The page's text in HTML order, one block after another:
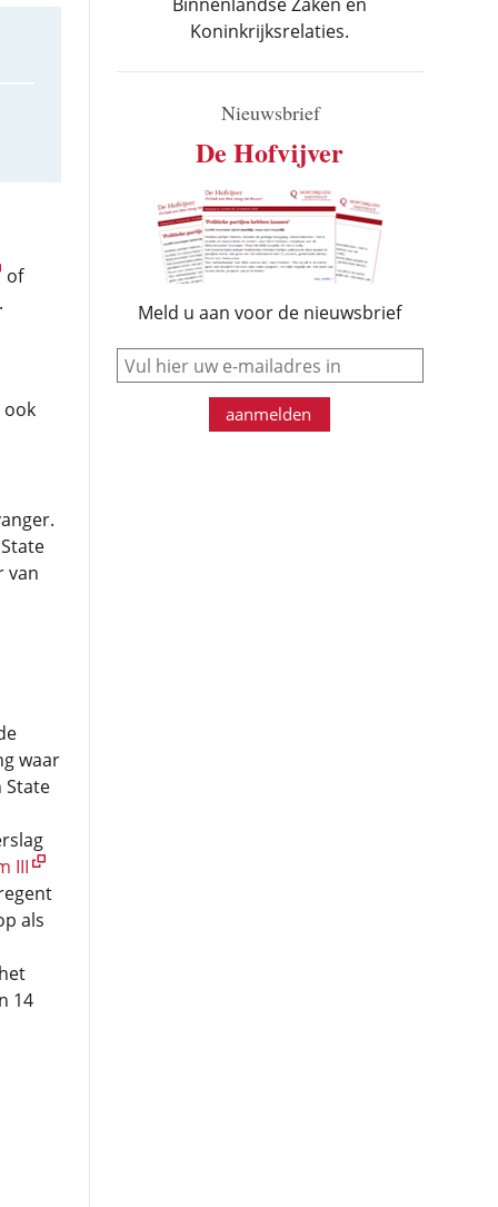
of
ook
van
waar
State
III
als
14
Koninkrijksrelaties.
Nieuwsbrief
De Hofvijver
Meld u aan voor de nieuwsbrief
e-mail
aanmelden